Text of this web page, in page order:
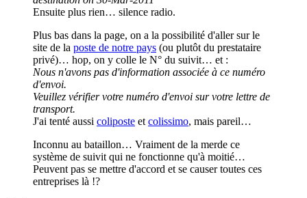
Ensuite plus rien… silence radio.
Plus bas dans la page, on a la possibilité d'aller sur le
site de la poste de notre pays (ou plutôt du prestataire
privé)… hop, on y colle le N° du suivit… et :
Nous n'avons pas d'information associée à ce numéro
d'envoi.
Veuillez vérifier votre numéro d'envoi sur votre lettre de
transport.
J'ai tenté aussi coliposte et colissimo, mais pareil…
Inconnu au bataillon… Vraiment de la merde ce
système de suivit qui ne fonctionne qu'à moitié…
Peuvent pas se mettre d'accord et se causer toutes ces
entreprises là !?